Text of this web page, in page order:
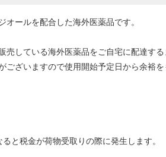
ールを配合した海外医薬品です。
している海外医薬品をご自宅に配達す
ざいますので使用開始予定日から余裕を
と税金が荷物受取りの際に発生します。